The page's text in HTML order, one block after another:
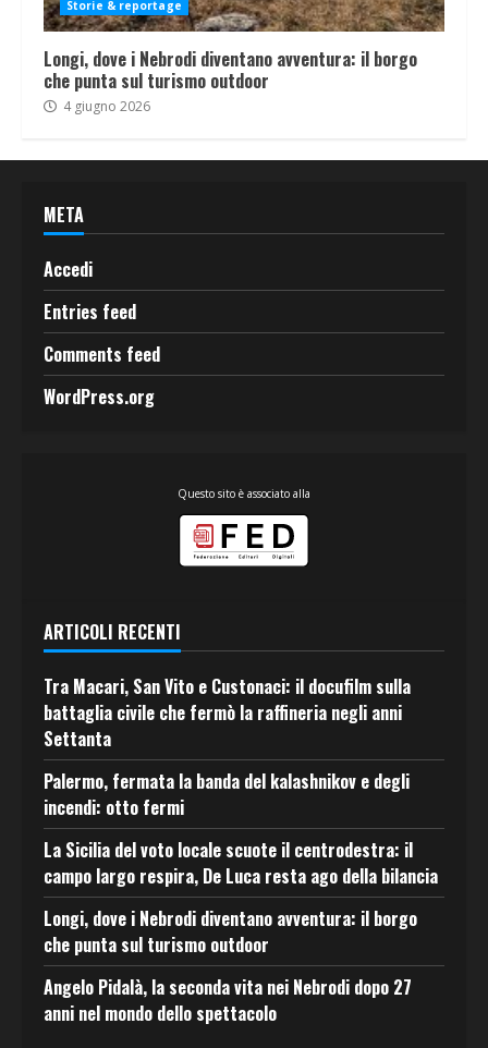
Storie & reportage
Longi, dove i Nebrodi diventano avventura: il borgo
che punta sul turismo outdoor
4 giugno 2026
META
Accedi
Entries feed
Comments feed
WordPress.org
Questo sito è associato alla
ARTICOLI RECENTI
Tra Macari, San Vito e Custonaci: il docufilm sulla
battaglia civile che fermò la raffineria negli anni
Settanta
Palermo, fermata la banda del kalashnikov e degli
incendi: otto fermi
La Sicilia del voto locale scuote il centrodestra: il
campo largo respira, De Luca resta ago della bilancia
Longi, dove i Nebrodi diventano avventura: il borgo
che punta sul turismo outdoor
Angelo Pidalà, la seconda vita nei Nebrodi dopo 27
anni nel mondo dello spettacolo